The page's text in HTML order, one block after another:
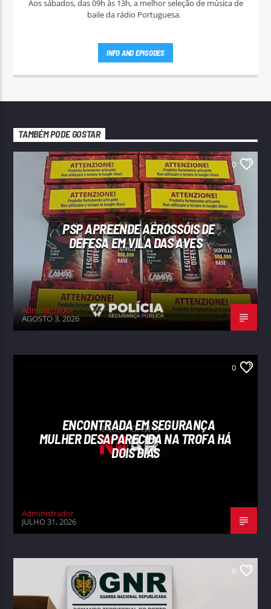
Aos sábados, das 09h às 13h, a melhor seleção de música de
INFO AND EPISODES
TAMBÉM PODE GOSTAR
0
PSP APREENDE AEROSSÓIS DE
DEFESA EM VILA DAS AVES
Administrador
AGOSTO 3, 2026
0
ENCONTRADA EM SEGURANÇA
MULHER DESAPARECIDA NA TROFA HÁ
DOIS DIAS
Administrador
JULHO 31, 2026
0